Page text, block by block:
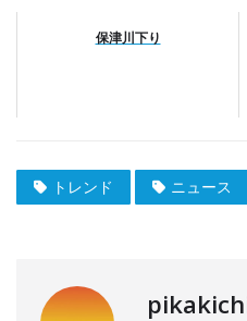
保津川下り
トレンド ニュース